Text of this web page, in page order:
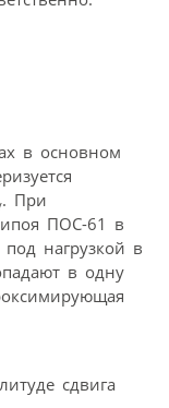
в основном
. При
ПОС-61 в
нагрузкой в
в одну
сдвига